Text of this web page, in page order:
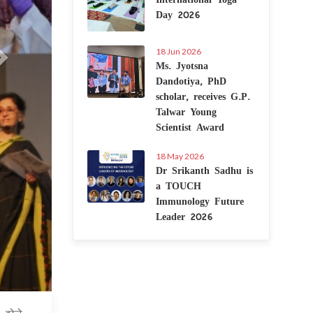
Day 2026
18 Jun 2026
Ms. Jyotsna
Dandotiya, PhD
scholar, receives G.P.
Talwar Young
Scientist Award
18 May 2026
Dr Srikanth Sadhu is
a TOUCH
Immunology Future
Leader 2026